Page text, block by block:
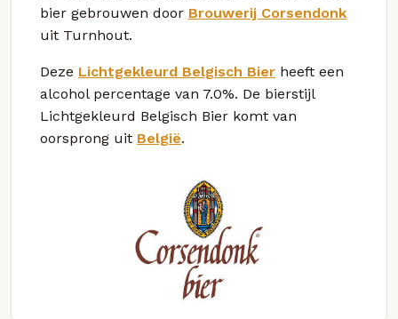
bier gebrouwen door Brouwerij Corsendonk
uit Turnhout.
Deze Lichtgekleurd Belgisch Bier heeft een
alcohol percentage van 7.0%. De bierstijl
Lichtgekleurd Belgisch Bier komt van
oorsprong uit België.